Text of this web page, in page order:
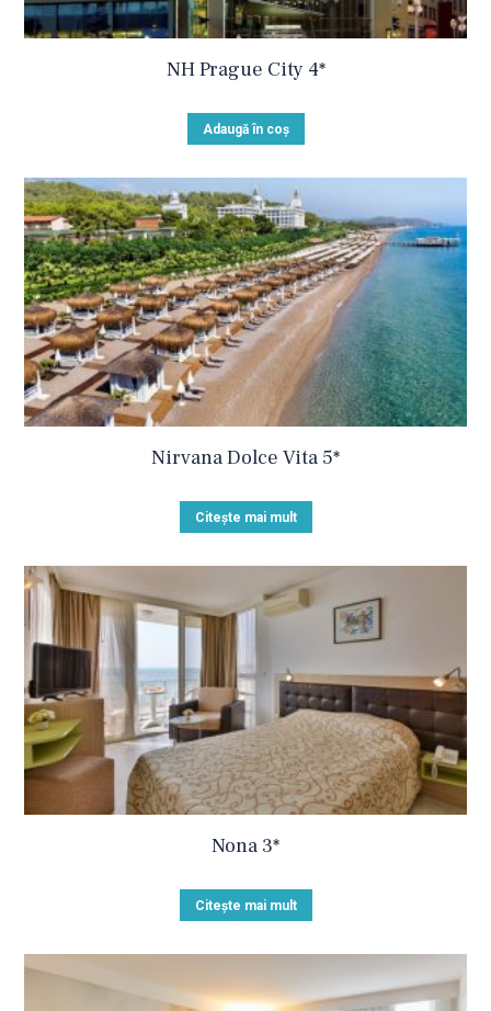
NH Prague City 4*
Adaugă în coș
Nirvana Dolce Vita 5*
Citește mai mult
Nona 3*
Citește mai mult